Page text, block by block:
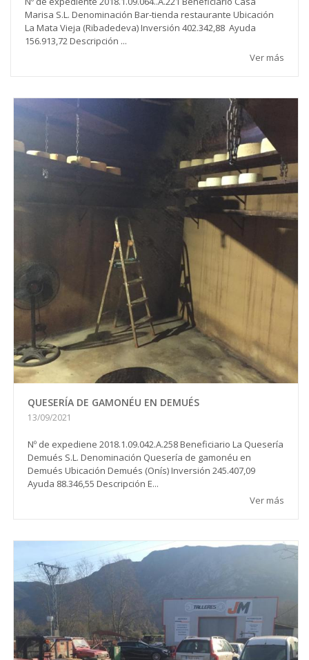
Marisa S.L. Denominación Bar-tienda restaurante Ubicación
La Mata Vieja (Ribadedeva) Inversión 402.342,88 Ayuda
156.913,72 Descripción ...
Ver más
QUESERÍA DE GAMONÉU EN DEMUÉS
13/09/2021
Nº de expediene 2018.1.09.042.A.258 Beneficiario La Quesería
Demués S.L. Denominación Quesería de gamonéu en
Demués Ubicación Demués (Onís) Inversión 245.407,09
Ayuda 88.346,55 Descripción E...
Ver más